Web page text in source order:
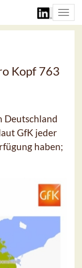
Kopf 763
Deutschland
GfK jeder
haben;